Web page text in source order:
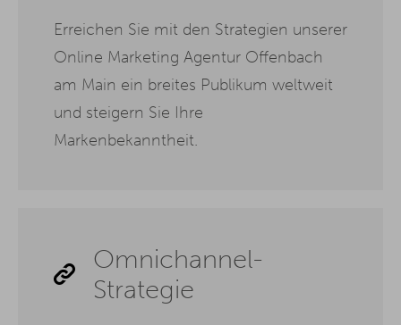
Erreichen Sie mit den Strategien unserer
Online Marketing Agentur Offenbach
am Main ein breites Publikum weltweit
und steigern Sie Ihre
Markenbekanntheit.
Omnichannel-
Strategie